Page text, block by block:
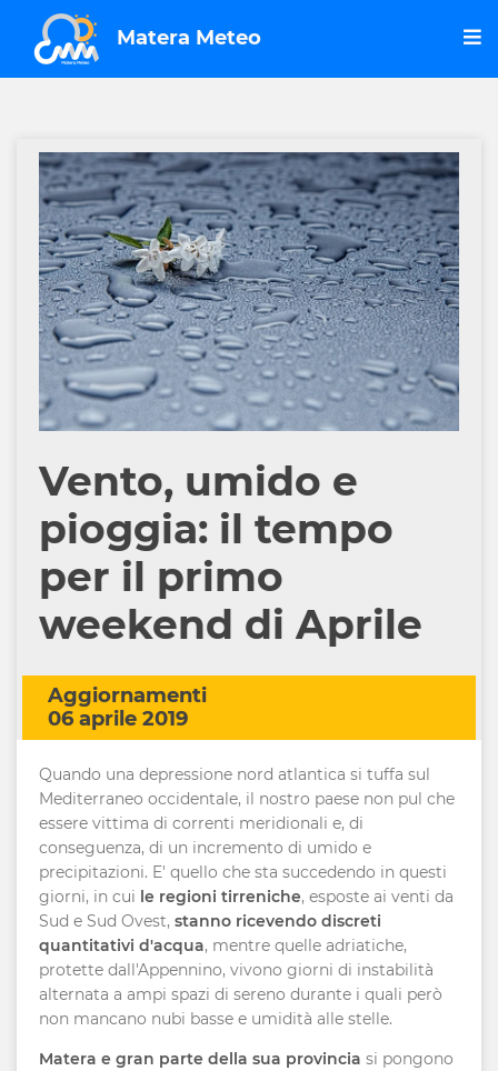
Matera Meteo
Vento, umido e
pioggia: il tempo
per il primo
weekend di Aprile
Aggiornamenti
06 aprile 2019
Quando una depressione nord atlantica si tuffa sul
Mediterraneo occidentale, il nostro paese non pul che
essere vittima di correnti meridionali e, di
conseguenza, di un incremento di umido e
precipitazioni. E' quello che sta succedendo in questi
giorni, in cui le regioni tirreniche, esposte ai venti da
Sud e Sud Ovest, stanno ricevendo discreti
quantitativi d'acqua, mentre quelle adriatiche,
protette dall'Appennino, vivono giorni di instabilità
alternata a ampi spazi di sereno durante i quali però
non mancano nubi basse e umidità alle stelle.
Matera e gran parte della sua provincia si pongono